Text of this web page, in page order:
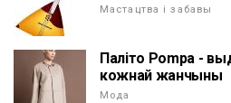
Мастацтва і забавы
Паліто Pompa -
кожнай жанчыны
Мода